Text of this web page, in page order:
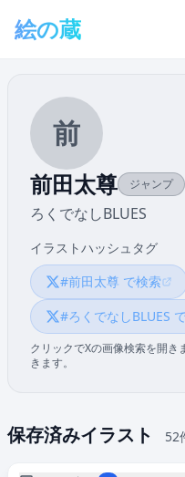
絵の蔵
前
前田太尊 ジャンプ
ろくでなしBLUES
イラストハッシュタグ
#前田太尊 で検索
#ろくでなしBLUES
クリックでXの画像検索を開
きます。
保存済みイラスト 52